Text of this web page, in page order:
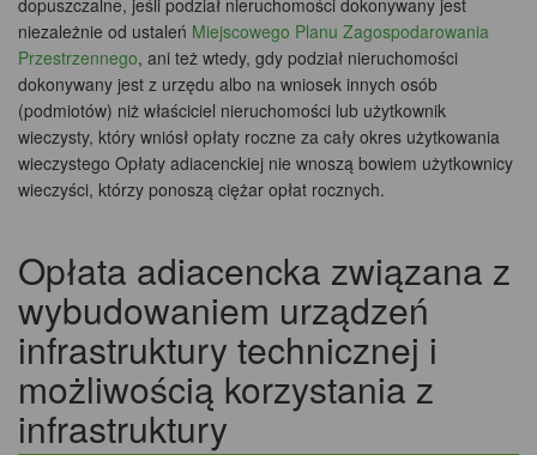
niezależnie od ustaleń Miejscowego Planu Zagospodarowania
Przestrzennego, ani też wtedy, gdy podział nieruchomości
dokonywany jest z urzędu albo na wniosek innych osób
(podmiotów) niż właściciel nieruchomości lub użytkownik
wieczysty, który wniósł opłaty roczne za cały okres użytkowania
wieczystego Opłaty adiacenckiej nie wnoszą bowiem użytkownicy
wieczyści, którzy ponoszą ciężar opłat rocznych.
Opłata adiacencka związana z
wybudowaniem urządzeń
infrastruktury technicznej i
możliwością korzystania z
infrastruktury